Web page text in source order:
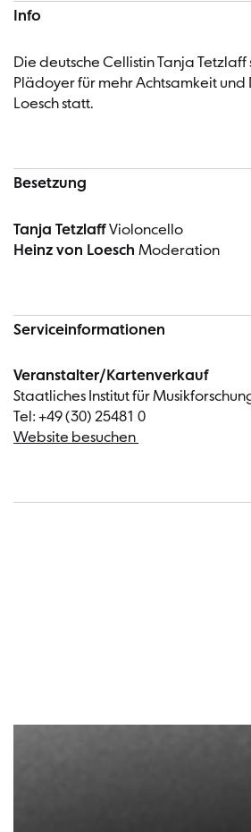
Info
Die deutsche Cellistin Tanja
Plädoyer für mehr Achtsamkeit und
Loesch statt.
Besetzung
Tanja TetzlaffVioloncello
Heinz von Loesch Moderation
Serviceinformationen
Veranstalter/Kartenverkauf
Staatliches Institut für
Tel: +49 (30) 25481 0
Website besuchen